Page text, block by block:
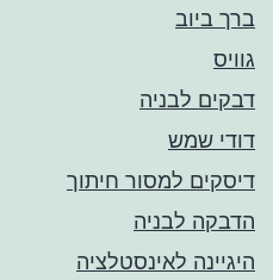
ברך ביוב
גוויס
דבקים לבניה
דודי שמש
דיסקים למסור חיתוך
הדבקה לבניה
היגיינה לאינסטלציה